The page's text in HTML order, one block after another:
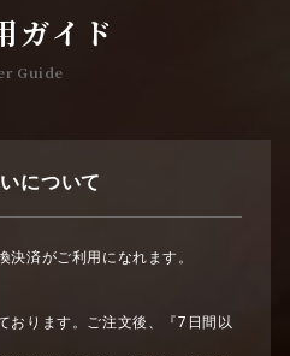
ガイド
Guide
について
決済がご利用になれます。
おります。ご注文後、『7日間以